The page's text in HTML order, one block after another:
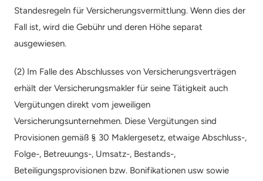
Standesregeln für Versicherungsvermittlung. Wenn dies der
Fall ist, wird die Gebühr und deren Höhe separat
ausgewiesen.
(2) Im Falle des Abschlusses von Versicherungsverträgen
erhält der Versicherungsmakler für seine Tätigkeit auch
Vergütungen direkt vom jeweiligen
Versicherungsunternehmen. Diese Vergütungen sind
Provisionen gemäß § 30 Maklergesetz, etwaige Abschluss-,
Folge-, Betreuungs-, Umsatz-, Bestands-,
Beteiligungsprovisionen bzw. Bonifikationen usw sowie